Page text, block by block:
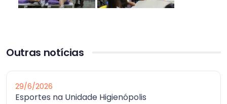
Outras notícias
29/6/2026
Esportes na Unidade Higienópolis